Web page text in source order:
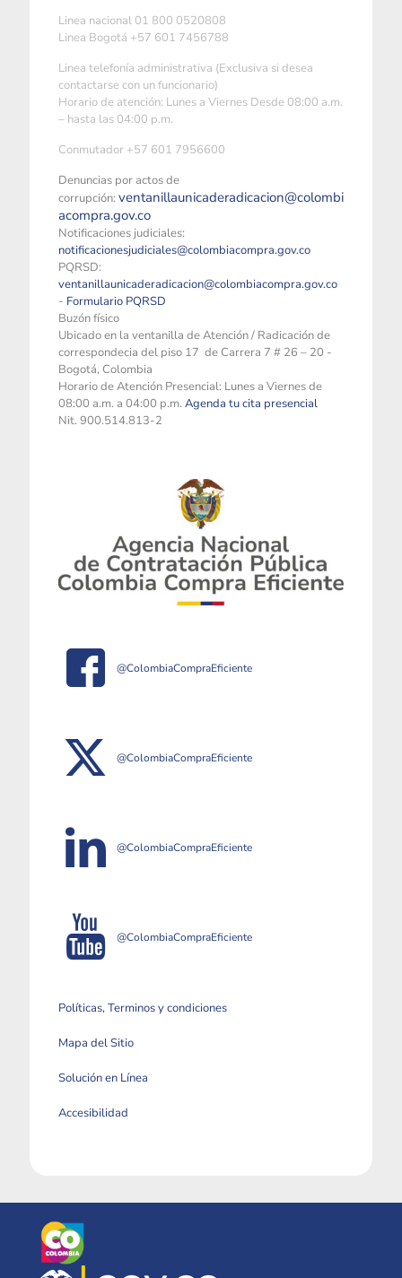
Linea nacional 01 800 0520808
Linea Bogotá +57 601 7456788
Linea telefonía administrativa (Exclusiva si desea
contactarse con un funcionario)
Horario de atención: Lunes a Viernes Desde 08:00 a.m.
– hasta las 04:00 p.m.
Conmutador +57 601 7956600
Denuncias por actos de
corrupción: ventanillaunicaderadicacion@colombi
acompra.gov.co
Notificaciones judiciales:
notificacionesjudiciales@colombiacompra.gov.co
PQRSD:
ventanillaunicaderadicacion@colombiacompra.gov.co
- Formulario PQRSD
Buzón físico
Ubicado en la ventanilla de Atención / Radicación de
correspondecia del piso 17 de Carrera 7 # 26 – 20 -
Bogotá, Colombia
Horario de Atención Presencial: Lunes a Viernes de
08:00 a.m. a 04:00 p.m. Agenda tu cita presencial
Nit. 900.514.813-2
@ColombiaCompraEficiente
@ColombiaCompraEficiente
@ColombiaCompraEficiente
@ColombiaCompraEficiente
Políticas, Terminos y condiciones
Mapa del Sitio
Solución en Línea
Accesibilidad